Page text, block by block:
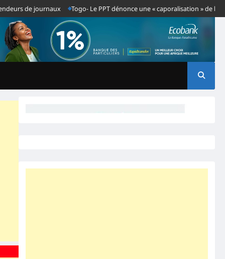
journaux Togo- Le PPT dénonce une « caporalisation » de la presse